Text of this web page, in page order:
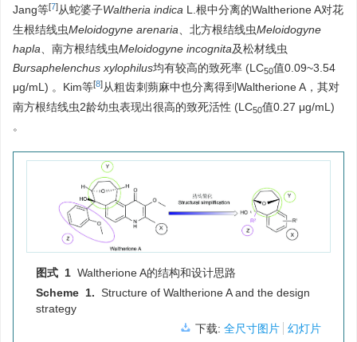
Jang等[7]从蛇婆子Waltheria indica L.根中分离的Waltherione A对花
生根结线虫Meloidogyne arenaria 、北方根结线虫Meloidogyne
hapla 、南方根结线虫Meloidogyne incognita及松材线虫
Bursaphelenchus xylophilus均有较高的致死率 (LC50值0.09~3.54
μg/mL) 。Kim等[8]从粗齿刺蒴麻中也分离得到Waltherione A，其对
南方根结线虫2龄幼虫表现出很高的致死活性 (LC50值0.27 μg/mL)
。
图式 1 Waltherione A的结构和设计思路
Scheme 1. Structure of Waltherione A and the design
strategy
下载: 全尺寸图片 幻灯片